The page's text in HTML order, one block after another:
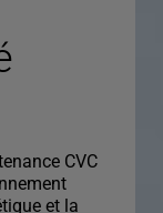
CVC
et la